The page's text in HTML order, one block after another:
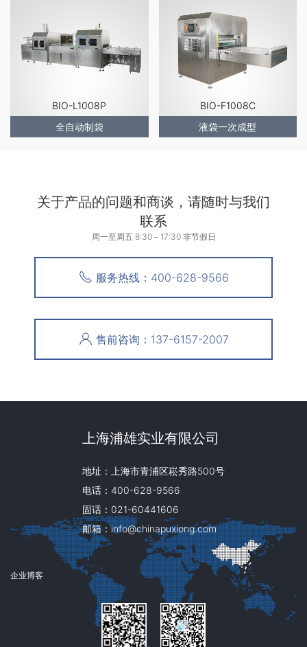
BIO-L1008P
全自动制袋
BIO-F1008C
液袋一次成型
关于产品的问题和商谈，请随时与我们
联系
周一至周五 8:30－17:30 非节假日
服务热线：400-628-9566
售前咨询：137-6157-2007
上海浦雄实业有限公司
地址：上海市青浦区崧秀路500号
电话：400-628-9566
固话：021-60441606
邮箱：info@chinapuxiong.com
企业博客